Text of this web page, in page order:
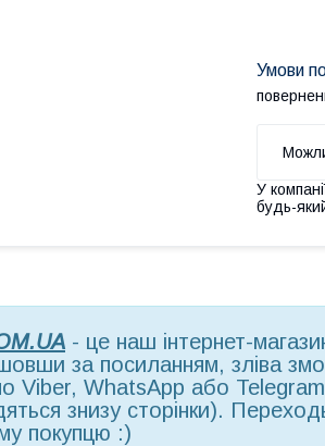
У
будь-
- це наш інтернет-
за посиланням, зліва
Viber, WhatsApp або Telegram
знизу сторінки).
покупцю :)